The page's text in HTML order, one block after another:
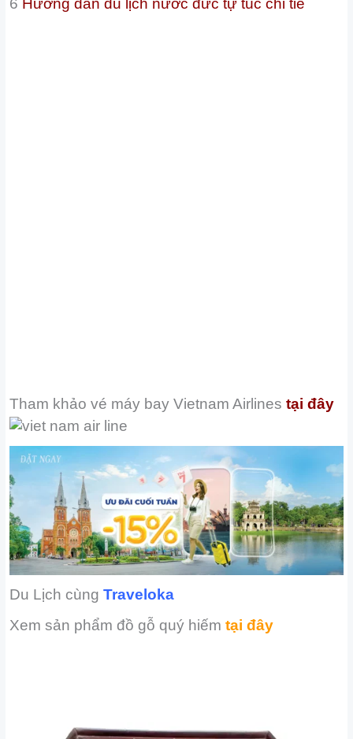
6 Hướng dẫn du lịch nước đức tự túc chi tiế
Tham khảo vé máy bayVietnam Airlines tại đây
Du Lịch cùngTraveloka
Xem sản phẩm đồ gỗ quý hiếmtại đây